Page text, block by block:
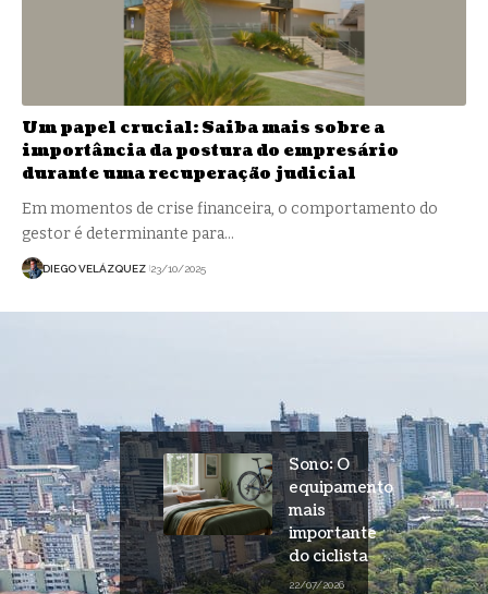
Um papel crucial: Saiba mais sobre a
importância da postura do empresário
durante uma recuperação judicial
Em momentos de crise financeira, o comportamento do
gestor é determinante para…
DIEGO VELÁZQUEZ 23/10/2025
Sono: O
equipamento
mais
importante
do ciclista
22/07/2026